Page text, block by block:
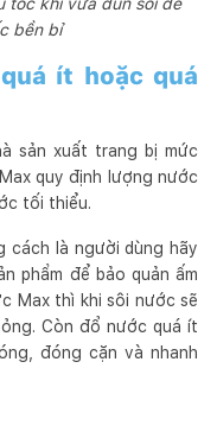
bền bỉ
ít hoặc quá
sản xuất trang bị mức
quy định lượng nước
tối thiểu.
cách là người dùng hãy
phẩm để bảo quản ấm
Max thì khi sôi nước sẽ
Còn đổ nước quá ít
đóng cặn và nhanh